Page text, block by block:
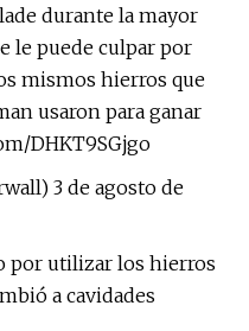
durante la mayor
le puede culpar por
mismos hierros que
usaron para ganar
DHKT9SGjgo
3 de agosto de
por utilizar los hierros
a cavidades